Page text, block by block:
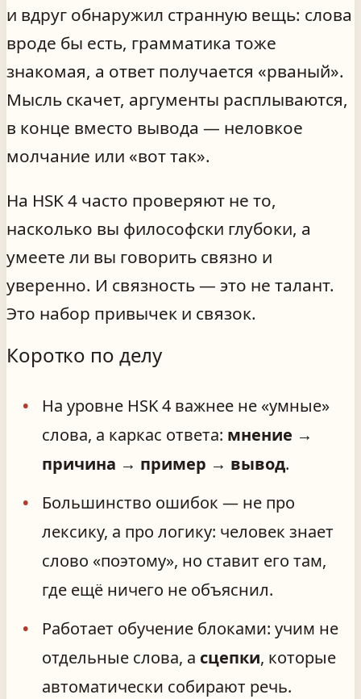
и вдруг обнаружил странную вещь: слова
вроде бы есть, грамматика тоже
знакомая, а ответ получается «рваный».
Мысль скачет, аргументы расплываются,
в конце вместо вывода — неловкое
молчание или «вот так».
На HSK 4 часто проверяют не то,
насколько вы философски глубоки, а
умеете ли вы говорить связно и
уверенно. И связность — это не талант.
Это набор привычек и связок.
Коротко по делу
На уровне HSK 4 важнее не «умные»
слова, а каркас ответа: мнение →
причина → пример → вывод.
Большинство ошибок — не про
лексику, а про логику: человек знает
слово «поэтому», но ставит его там,
где ещё ничего не объяснил.
Работает обучение блоками: учим не
отдельные слова, а сцепки, которые
автоматически собирают речь.